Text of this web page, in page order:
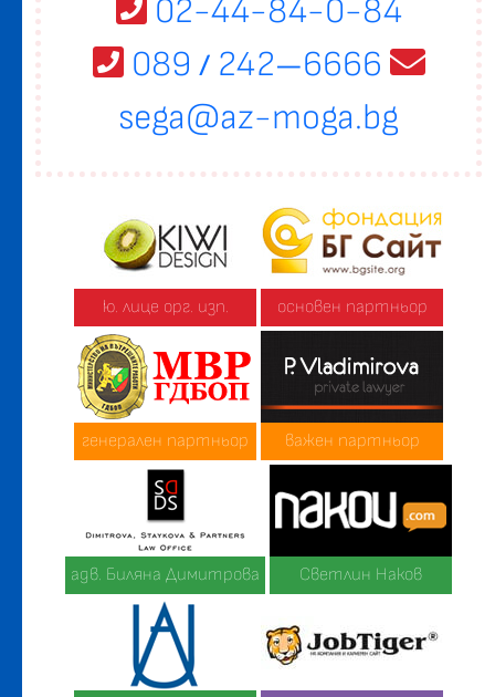
02-44-84-0-84
089 /242—6666
sega@az-moga.bg
ю. лице орг. изп. основен партньор
генерален партньор важен партньор
адв. Биляна Димитрова Светлин Наков